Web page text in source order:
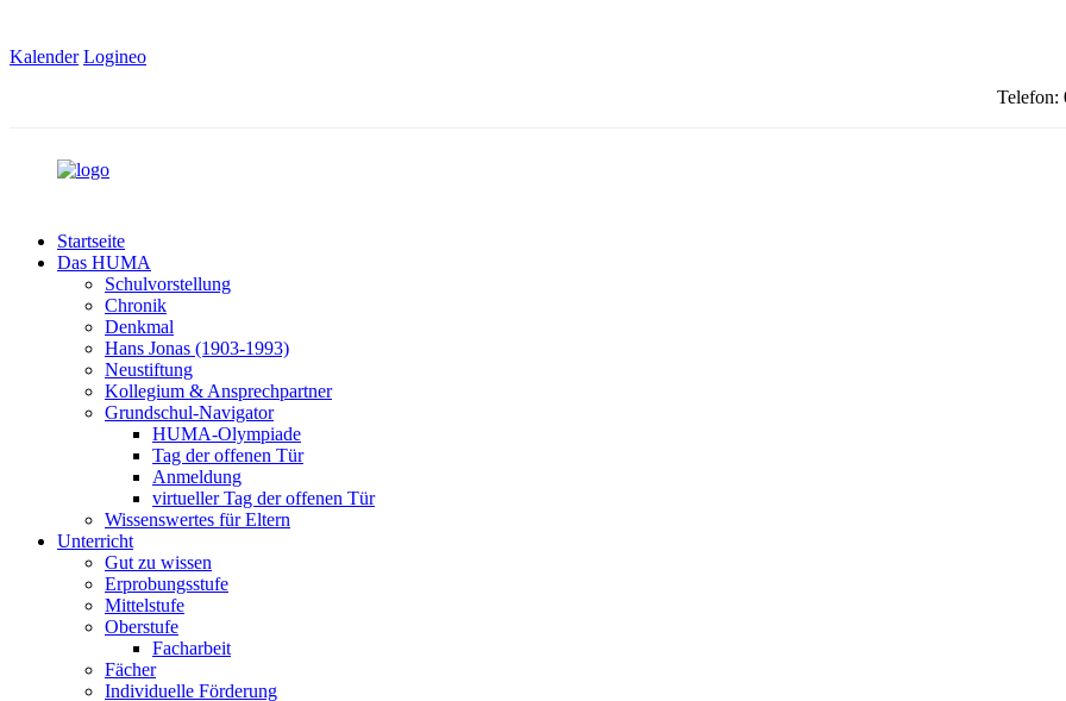
Kalender Logineo
Telefon:
Startseite
Das HUMA
Schulvorstellung
Chronik
Denkmal
Hans Jonas (1903-1993)
Neustiftung
Kollegium & Ansprechpartner
Grundschul-Navigator
HUMA-Olympiade
Tag der offenen Tür
Anmeldung
virtueller Tag der offenen Tür
Wissenswertes für Eltern
Unterricht
Gut zu wissen
Erprobungsstufe
Mittelstufe
Oberstufe
Facharbeit
Fächer
Individuelle Förderung